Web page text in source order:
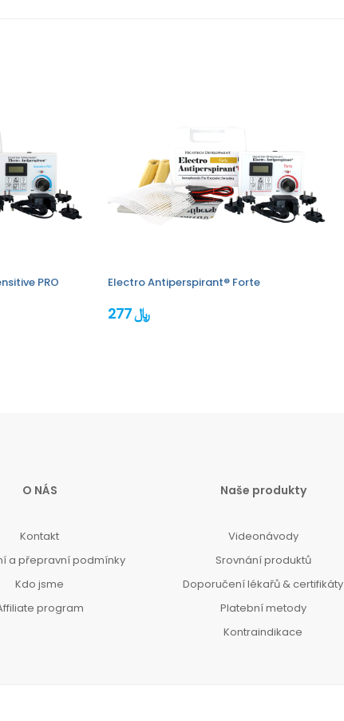
PRO Electro Antiperspirant® Forte
277 ﷼
O NÁS
Kontakt
a přepravní podmínky
Kdo jsme
program
Naše produkty
Videonávody
Srovnání produktů
Doporučení lékařů & certifikáty
Platební metody
Kontraindikace